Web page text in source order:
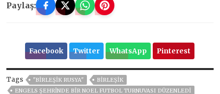
Paylaş:
Facebook Twitter WhatsApp Pinterest
Tags "BIRLEŞIK RUSYA"
BIRLEŞIK
ENGELS ŞEHRINDE BIR NOEL FUTBOL TURNUVASI DÜZENLEDI